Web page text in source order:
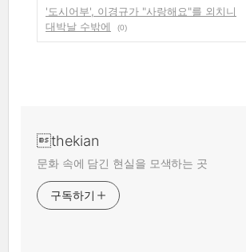
'도시어부', 이경규가 "사랑해요"를 외치니
대박날 수밖에
(0)
thekian
문화 속에 담긴 현실을 모색하는 곳
구독하기